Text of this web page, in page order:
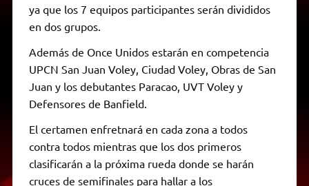
ya que los 7 equipos participantes serán divididos
en dos grupos.
Además de Once Unidos estarán en competencia
UPCN San Juan Voley, Ciudad Voley, Obras de San
Juan y los debutantes Paracao, UVT Voley y
Defensores de Banfield.
El certamen enfretnará en cada zona a todos
contra todos mientras que los dos primeros
clasificarán a la próxima rueda donde se harán
cruces de semifinales para hallar a los